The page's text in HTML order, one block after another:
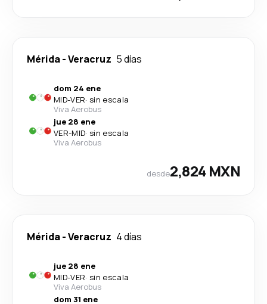
Mérida-Veracruz 5 días
dom 24 ene
MID-VER· sin escala
Viva Aerobus
jue 28 ene
VER-MID· sin escala
Viva Aerobus
desde2,824 MXN
Mérida-Veracruz 4 días
jue 28 ene
MID-VER· sin escala
Viva Aerobus
dom 31 ene